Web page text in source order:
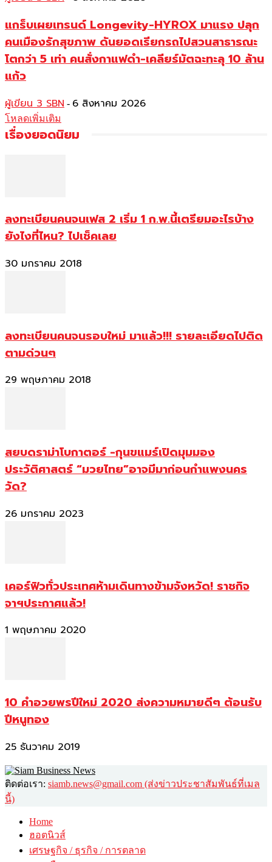
แกร็บเผยเทรนด์ Longevity-HYROX มาแรง ปลุก
คนเมืองรักสุขภาพ ดันยอดเรียกรถไปสวนสาธารณะ
โตกว่า 5 เท่า คนสั่งกาแฟดำ-เคลียร์มัตฉะทะลุ 10 ล้าน
แก้ว
ผู้เขียน 3 SBN - 6 สิงหาคม 2026
โหลดเพิ่มเติม
เรื่องยอดนิยม
ลงทะเบียนคนจนเฟส 2 เริ่ม 1 ก.พ.นี้เตรียมอะไรบ้าง
ยังไงที่ไหน? ไปเช็คเลย
30 มกราคม 2018
ลงทะเบียนคนจนรอบใหม่ มาแล้ว!!! รายละเอียดไปติด
ตามด่วนๆ
29 พฤษภาคม 2018
สยบดราม่าโบกาตอร์ -กุนขแมร์เปิดมุมมอง
ประวัติศาสตร์ “มวยไทย”อาจมีมาก่อนกำแพงนคร
วัด?
26 มกราคม 2023
เคอร์ฟิวทั่วประเทศห้ามเดินทางข้ามจังหวัด! ราชกิจ
จาฯประกาศแล้ว!
1 พฤษภาคม 2020
10 คำอวยพรปีใหม่ 2020 ส่งความหมายดีๆ ต้อนรับ
ปีหนูทอง
25 ธันวาคม 2019
ติดต่อเรา: siamb.news@gmail.com (ส่งข่าวประชาสัมพันธ์ที่เมล
นี้)
Home
ฮอตนิวส์
เศรษฐกิจ / ธุรกิจ / การตลาด